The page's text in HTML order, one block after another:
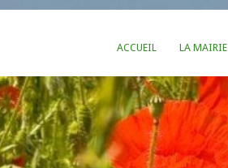
ACCUEIL LA MAIRIE